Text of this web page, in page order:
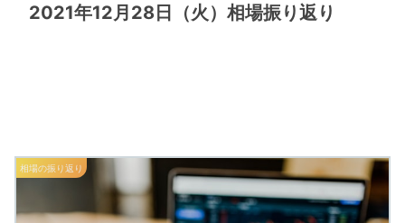
2021年12月28日（火）相場振り返り
相場の振り返り